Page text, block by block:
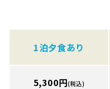
1泊夕食あり
5,300円(税込)